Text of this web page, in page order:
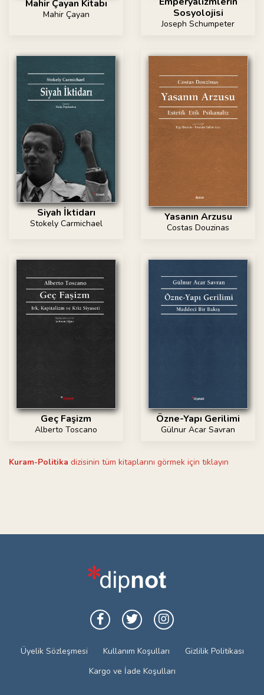
Mahir Çayan Kitabı
Mahir Çayan
Sosyolojisi
Joseph Schumpeter
Siyah İktidarı
Stokely Carmichael
Yasanın Arzusu
Costas Douzinas
Geç Faşizm
Alberto Toscano
Özne-Yapı Gerilimi
Gülnur Acar Savran
Kuram-Politika dizisinin tüm kitaplarını görmek için tıklayın
Üyelik Sözleşmesi Kullanım Koşulları
Gizlilik Politikası
Kargo ve İade Koşulları